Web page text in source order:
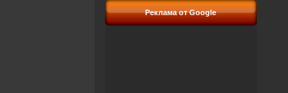
Реклама от Google